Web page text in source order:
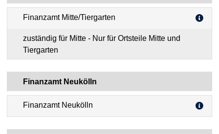
Finanzamt Mitte/Tiergarten
zuständig für Mitte - Nur für Ortsteile Mitte und
Tiergarten
Finanzamt Neukölln
Finanzamt Neukölln